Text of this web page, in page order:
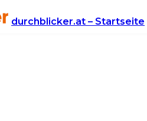
durchblicker.at – Startseite
krankenversicherung